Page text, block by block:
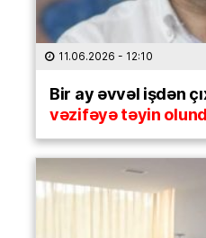
11.06.2026 - 12:10
Bir ay əvvəl işdən
vəzifəyə təyin